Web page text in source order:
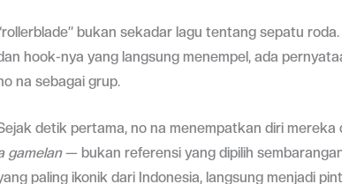
bukan sekadar lagu tentang sepatu
hook-nya yang langsung menempel, ada
na sebagai grup.
detik pertama, no na menempatkan diri mereka
gamelan— bukan referensi yang dipilih
paling ikonik dari Indonesia, langsung menjadi